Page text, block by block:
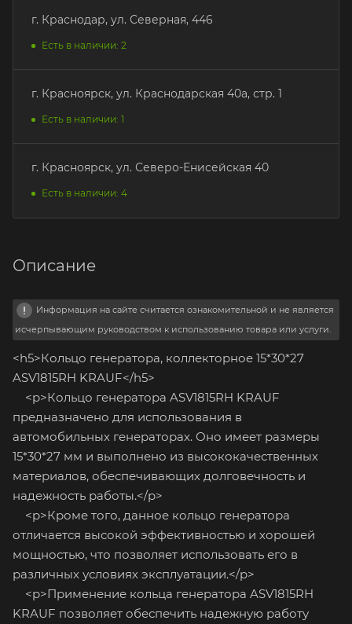
г. Краснодар, ул. Северная, 446
Есть в наличии: 2
г. Красноярск, ул. Краснодарская 40а, стр. 1
Есть в наличии: 1
г. Красноярск, ул. Северо-Енисейская 40
Есть в наличии: 4
Описание
Информация на сайте считается ознакомительной и не является
исчерпывающим руководством к использованию товара или услуги.
<h5>Кольцо генератора, коллекторное 15*30*27
ASV1815RH KRAUF</h5>
<p>Кольцо генератора ASV1815RH KRAUF
предназначено для использования в
автомобильных генераторах. Оно имеет размеры
15*30*27 мм и выполнено из высококачественных
материалов, обеспечивающих долговечность и
надежность работы.</p>
<p>Кроме того, данное кольцо генератора
отличается высокой эффективностью и хорошей
мощностью, что позволяет использовать его в
различных условиях эксплуатации.</p>
<p>Применение кольца генератора ASV1815RH
KRAUF позволяет обеспечить надежную работу